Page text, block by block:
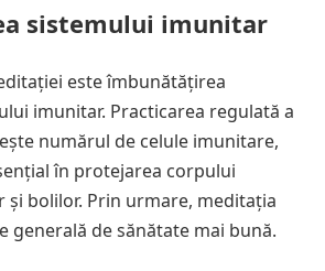
sistemului imunitar
este îmbunătățirea
imunitar. Practicarea regulată a
numărul de celule imunitare,
în protejarea corpului
bolilor. Prin urmare, meditația
generală de sănătate mai bună.